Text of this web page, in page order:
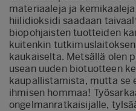
materiaaleja ja
hiilidioksidi saadaan
biopohjaisten tuotteiden
kuitenkin
kaukaiselta. Metsällä olen
usean uuden biotuotteen
kaupallistamista, mutta se
ihmisen hommaa!
ongelmanratkaisijalle,